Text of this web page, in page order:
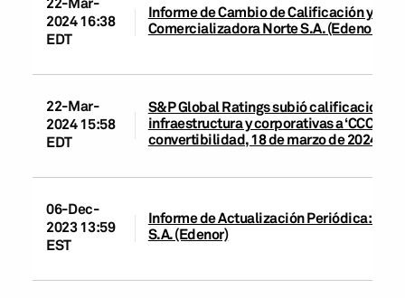
2024 16:38
EDT
Informe de Cambio de Calificación y
Comercializadora Norte S.A. (Edenor)
22-Mar-
2024 15:58
EDT
S&P Global Ratings subió
infraestructura y corporativas a ‘CCC’
convertibilidad, 18 de marzo de 2024
06-Dec-
2023 13:59
EST
Informe de Actualización Periódica:
S.A. (Edenor)